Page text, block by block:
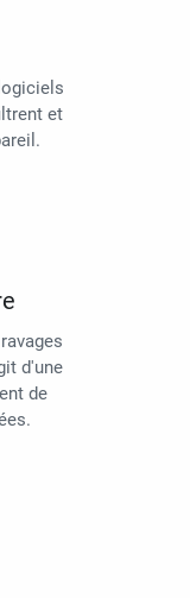
et
d'une
de